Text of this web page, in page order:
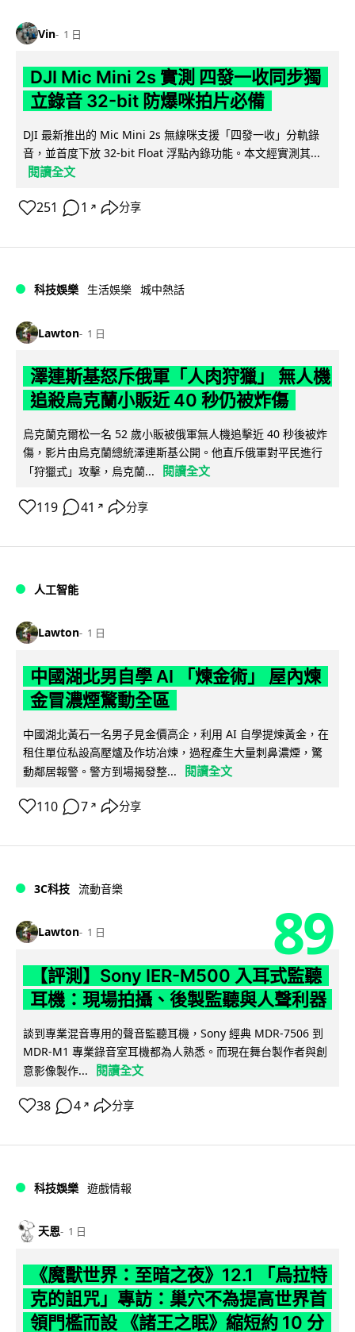
Vin 1 日
DJI Mic Mini 2s 實測 四發一收同步獨
立錄音 32-bit 防爆咪拍片必備
DJI 最新推出的 Mic Mini 2s 無線咪支援「四發一收」分軌錄
音，並首度下放 32-bit Float 浮點內錄功能。本文經實測其...
閱讀全文
251 1 ↗ 分享
科技娛樂 生活娛樂 城中熱話
Lawton 1 日
澤連斯基怒斥俄軍「人肉狩獵」 無人機
追殺烏克蘭小販近 40 秒仍被炸傷
烏克蘭克爾松一名 52 歲小販被俄軍無人機追擊近 40 秒後被炸
傷，影片由烏克蘭總統澤連斯基公開。他直斥俄軍對平民進行
「狩獵式」攻擊，烏克蘭...
閱讀全文
119 41 ↗ 分享
人工智能
Lawton 1 日
中國湖北男自學 AI 「煉金術」 屋內煉
金冒濃煙驚動全區
中國湖北黃石一名男子見金價高企，利用 AI 自學提煉黃金，在
租住單位私設高壓爐及作坊冶煉，過程產生大量刺鼻濃煙，驚
動鄰居報警。警方到場揭發整...
閱讀全文
110 7 ↗ 分享
3C科技 流動音樂
Lawton 1 日 89
【評測】Sony IER-M500 入耳式監聽
耳機：現場拍攝、後製監聽與人聲利器
談到專業混音專用的聲音監聽耳機，Sony 經典 MDR-7506 到
MDR-M1 專業錄音室耳機都為人熟悉。而現在舞台製作者與創
意影像製作...
閱讀全文
38 4 ↗ 分享
科技娛樂 遊戲情報
天恩 1 日
《魔獸世界：至暗之夜》12.1 「烏拉特
克的詛咒」專訪：巢穴不為提高世界首
領門檻而設 《諸王之眠》縮短約 10 分